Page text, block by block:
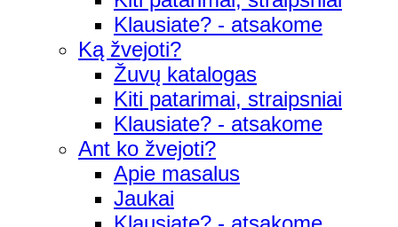
Klausiate? - atsakome
Ką žvejoti?
Žuvų katalogas
Kiti patarimai, straipsniai
Klausiate? - atsakome
Ant ko žvejoti?
Apie masalus
Jaukai